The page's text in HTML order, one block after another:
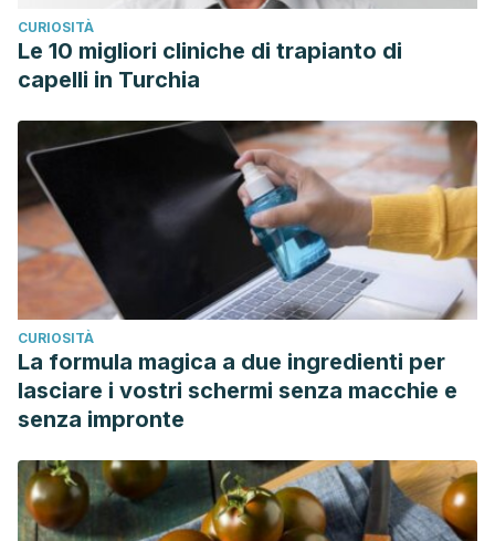
CURIOSITÀ
Le 10 migliori cliniche di trapianto di
capelli in Turchia
CURIOSITÀ
La formula magica a due ingredienti per
lasciare i vostri schermi senza macchie e
senza impronte